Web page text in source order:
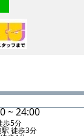
~ 24:00
歩5分
徒歩3分